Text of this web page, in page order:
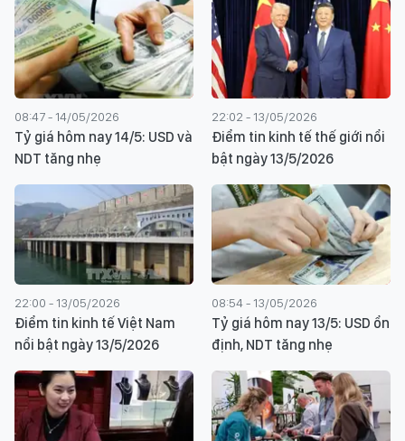
08:47 - 14/05/2026
Tỷ giá hôm nay 14/5: USD và
NDT tăng nhẹ
22:02 - 13/05/2026
Điểm tin kinh tế thế giới nổi
bật ngày 13/5/2026
22:00 - 13/05/2026
Điểm tin kinh tế Việt Nam
nổi bật ngày 13/5/2026
08:54 - 13/05/2026
Tỷ giá hôm nay 13/5: USD ổn
định, NDT tăng nhẹ